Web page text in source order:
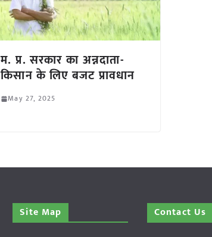
म. प्र. सरकार का अन्नदाता-
किसान के लिए बजट प्रावधान
May 27, 2025
Site Map Contact Us